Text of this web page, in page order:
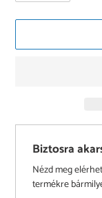
Biztosra
Nézd meg
termékre